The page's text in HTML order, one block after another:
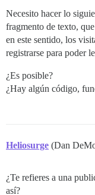
Necesito hacer lo
fragmento de texto,
en este sentido, los
registrarse para poder
¿Es posible?
¿Hay algún código,
Heliosurge (Dan
¿Te refieres a una
así?